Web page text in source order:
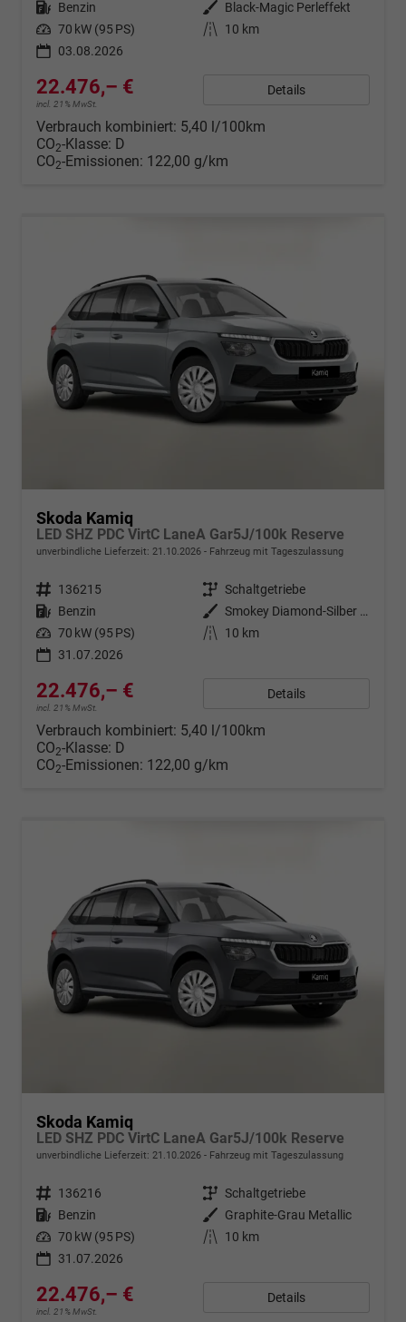
Kraftstoff Benzin Außenfarbe Black-Magic Perleffekt
Leistung 70 kW (95 PS) Kilometerstand
10 km
03.08.2026
22.476,– €
incl. 21% MwSt.
Details
Verbrauch kombiniert: 5,40 l/100km
CO2-Klasse: D
CO2-Emissionen: 122,00 g/km
Skoda Kamiq
LED SHZ PDC VirtC LaneA Gar5J/100k Reserve
unverbindliche Lieferzeit: 21.10.2026 Fahrzeug mit Tageszulassung
Fahrzeugnr. 136215 Getriebe Schaltgetriebe
Kraftstoff Benzin Außenfarbe
Smokey Diamond-Silber Metallic
Leistung 70 kW (95 PS) Kilometerstand
10 km
31.07.2026
22.476,– €
incl. 21% MwSt.
Details
Verbrauch kombiniert: 5,40 l/100km
CO2-Klasse: D
CO2-Emissionen: 122,00 g/km
Skoda Kamiq
LED SHZ PDC VirtC LaneA Gar5J/100k Reserve
unverbindliche Lieferzeit: 21.10.2026 Fahrzeug mit Tageszulassung
Fahrzeugnr. 136216 Getriebe Schaltgetriebe
Kraftstoff Benzin Außenfarbe Graphite-Grau Metallic
Leistung 70 kW (95 PS) Kilometerstand
10 km
31.07.2026
22.476,– €
incl. 21% MwSt.
Details